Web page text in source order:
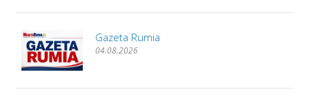
Gazeta Rumia
04.08.2026